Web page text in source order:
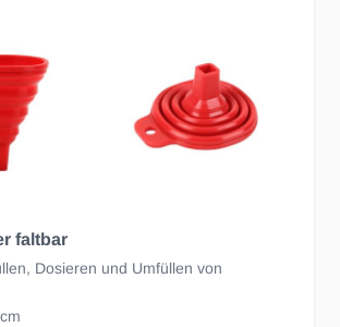
faltbar
Dosieren und Umfüllen von